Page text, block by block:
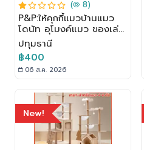
( 8)
P&P:ให้คุกกี้แมวบ้านแมว
โดนัท อุโมงค์แมว ของเล่น
แมว ที่นอนแมว วัสดุแข็ง
แรงที่นอนแมว ของเล่น
แมว
ปทุมธานี
฿400
06 ส.ค. 2026
New!